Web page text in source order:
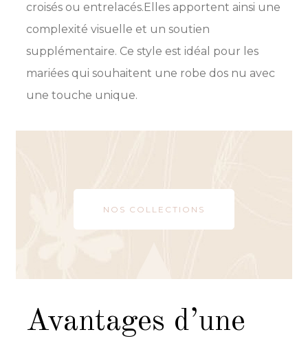
croisés ou entrelacés.Elles apportent ainsi une
complexité visuelle et un soutien
supplémentaire. Ce style est idéal pour les
mariées qui souhaitent une robe dos nu avec
une touche unique.
NOS COLLECTIONS
avantages d’une